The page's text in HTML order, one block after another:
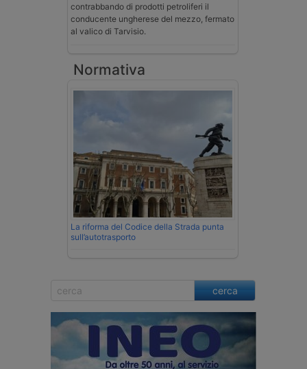
contrabbando di prodotti petroliferi il
conducente ungherese del mezzo, fermato
al valico di Tarvisio.
Normativa
La riforma del Codice della Strada punta
sull’autotrasporto
cerca